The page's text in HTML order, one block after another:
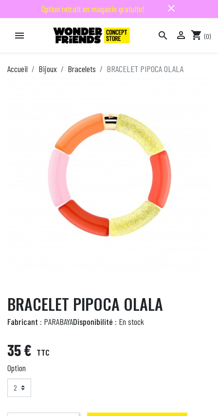
Option retrait en magasin gratuite! close
   shopping_cart (0)
Accueil Bijoux Bracelets BRACELET PIPOCA OLALA
BRACELET PIPOCA OLALA
Fabricant : PARABAYADisponibilité : En stock
35 € TTC
Option